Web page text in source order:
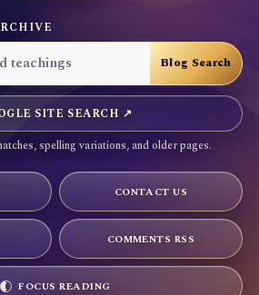
SITE SEARCH ↗
spelling variations, and older pages.
CONTACT US
COMMENTS RSS
FOCUS READING